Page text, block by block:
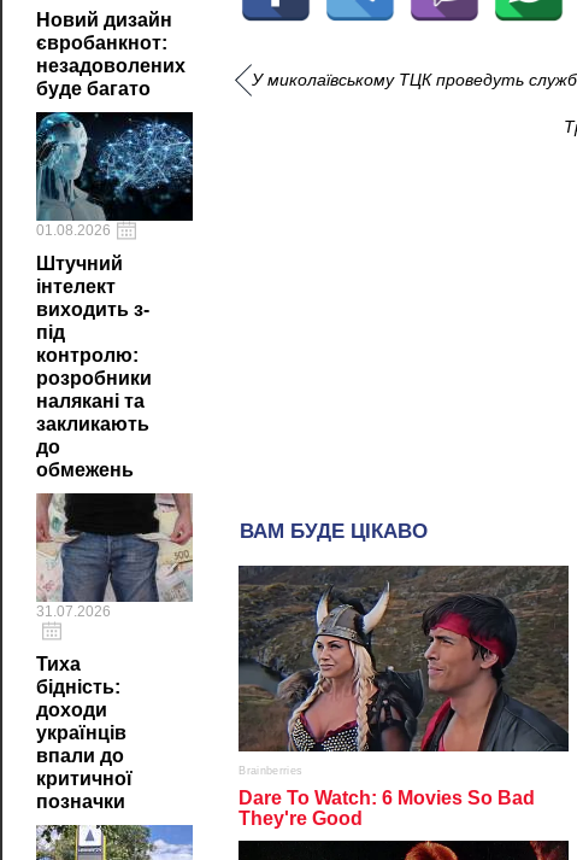
Новий дизайн
євробанкнот:
незадоволених
буде багато
01.08.2026
Штучний
інтелект
виходить з-
під
контролю:
розробники
налякані та
закликають
до
обмежень
31.07.2026
Тиха
бідність:
доходи
українців
впали до
критичної
позначки
У миколаївському ТЦК проведуть